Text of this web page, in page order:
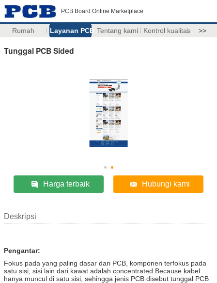
PCB Board Online Marketplace
Rumah Layanan PCB Tentang kami Kontrol kualitas >>
Tunggal PCB Sided
Harga terbaik Hubungi kami
Deskripsi
Pengantar:
Fokus pada yang paling dasar dari PCB, komponen terfokus pada
satu sisi, sisi lain dari kawat adalah concentrated.Because kabel
hanya muncul di satu sisi, sehingga jenis PCB disebut tunggal PCB